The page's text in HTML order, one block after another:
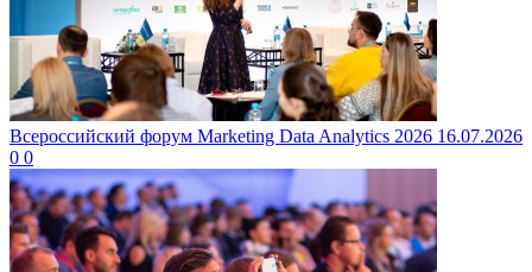
Всероссийский форум Marketing Data Analytics 2026 16.07.2026
0 0